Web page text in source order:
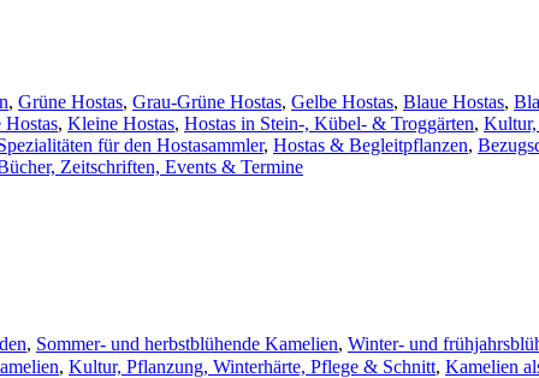
, Grüne Hostas, Grau-Grüne Hostas, Gelbe Hostas, Blaue Hostas,
Hostas, Kleine Hostas, Hostas in Stein-, Kübel- & Troggärten,
für den Hostasammler, Hostas & Begleitpflanzen,
Zeitschriften, Events & Termine
, Sommer- und herbstblühende Kamelien, Winter- und
, Kultur, Pflanzung, Winterhärte, Pflege & Schnitt, Kamelien